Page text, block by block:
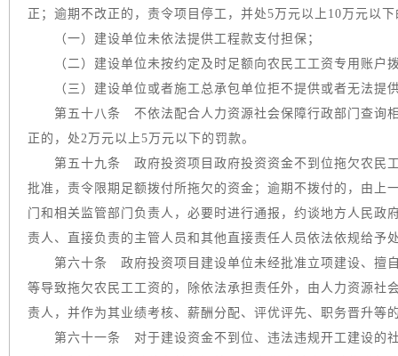
正；逾期不改正的，责令项目停工，并处5万元以上10万元以
（一）建设单位未依法提供工程款支付担保；
（二）建设单位未按约定及时足额向农民工工资专用账户
（三）建设单位或者施工总承包单位拒不提供或者无法提
第五十八条 不依法配合人力资源社会保障行政部门查询相
正的，处2万元以上5万元以下的罚款。
第五十九条 政府投资项目政府投资资金不到位拖欠农民工
批准，责令限期足额拨付所拖欠的资金；逾期不拨付的，由上
门和相关监管部门负责人，必要时进行通报，约谈地方人民政
责人、直接负责的主管人员和其他直接责任人员依法依规给予
第六十条 政府投资项目建设单位未经批准立项建设、擅自
等导致拖欠农民工工资的，除依法承担责任外，由人力资源社
责人，并作为其业绩考核、薪酬分配、评优评先、职务晋升等
第六十一条 对于建设资金不到位、违法违规开工建设的社